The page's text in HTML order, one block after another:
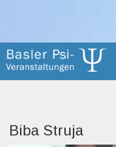
Biba Struja